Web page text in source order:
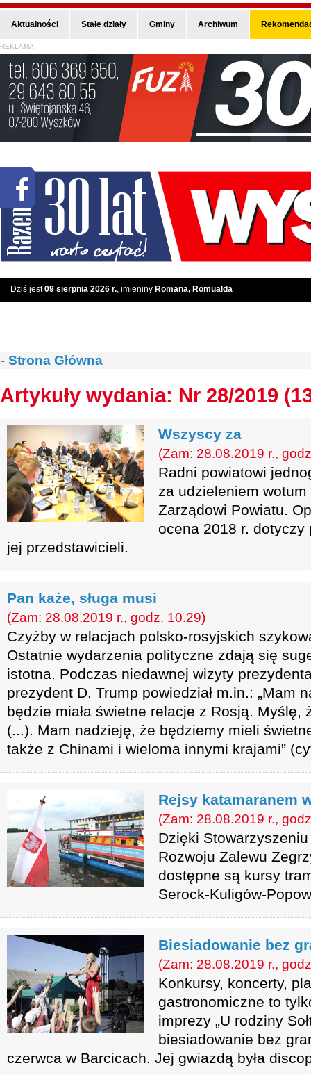
Aktualności Stałe działy Gminy Archiwum
REKLAMA
Dziś jest09 sierpnia 2026 r., imieniny Romana, Romualda
- Strona Główna
Artykuły wydania: Nr 28/2019
Wszyscy za
(Zam: 28.08.2019 r.,
Radni powiatowi
za udzieleniem
Zarządowi Powiatu.
ocena 2018 r.
jej przedstawicieli.
Pan każe, sługa musi
(Zam: 28.08.2019 r., godz. 10.29)
Czyżby w relacjach polsko-rosyjskich
Ostatnie wydarzenia polityczne zdają się
istotna. Podczas niedawnej wizyty
prezydent D. Trump powiedział m.in.: „Mam
będzie miała świetne relacje z Rosją. Myślę,
(...). Mam nadzieję, że będziemy mieli
także z Chinami i wieloma innymi krajami”
Rejsy katamaranem
(Zam: 28.08.2019 r.,
Dzięki
Rozwoju Zalewu
dostępne są kursy
Serock-Kuligów-
Biesiadowanie bez
(Zam: 28.08.2019 r.,
Konkursy, koncerty,
gastronomiczne to
imprezy „U rodziny
biesiadowanie bez
czerwca w Barcicach. Jej gwiazdą była